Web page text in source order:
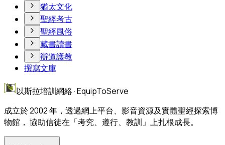
猶太文化
聖經考古
聖經風俗
藏書讀書
辯道護教
撰寫文庫
以斯拉培訓網絡 · EquipToServe
成立於 2002 年，透過網上平台、影音資源及實體聖經探索博
物館， 協助信徒在「考究、遵行、教訓」上扎根成長。